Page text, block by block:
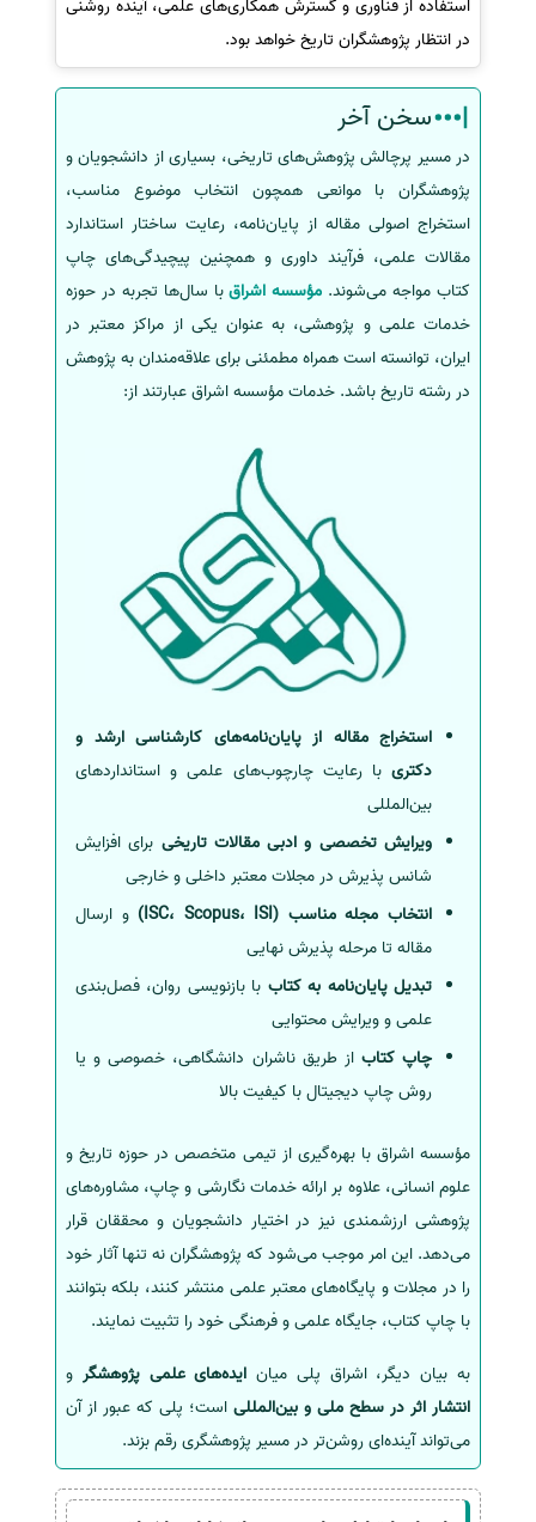
استفاده از فناوری و گسترش همکاری‌های علمی، آینده روشنی
در انتظار پژوهشگران تاریخ خواهد بود.
سخن آخر
در مسیر پرچالش پژوهش‌های تاریخی، بسیاری از دانشجویان و
پژوهشگران با موانعی همچون انتخاب موضوع مناسب،
استخراج اصولی مقاله از پایان‌نامه، رعایت ساختار استاندارد
مقالات علمی، فرآیند داوری و همچنین پیچیدگی‌های چاپ
کتاب مواجه می‌شوند. مؤسسه اشراقبا سال‌ها تجربه در حوزه
خدمات علمی و پژوهشی، به عنوان یکی از مراکز معتبر در
ایران، توانسته است همراه مطمئنی برای علاقه‌مندان به پژوهش
در رشته تاریخ باشد. خدمات مؤسسه اشراق عبارتند از:
استخراج مقاله از پایان‌نامه‌های کارشناسی ارشد و
دکتری با رعایت چارچوب‌های علمی و استانداردهای
بین‌المللی
ویرایش تخصصی و ادبی مقالات تاریخی برای افزایش
شانس پذیرش در مجلات معتبر داخلی و خارجی
انتخاب مجله مناسب (ISC، Scopus، ISI)
و ارسال
مقاله تا مرحله پذیرش نهایی
تبدیل پایان‌نامه به کتاب با بازنویسی روان، فصل‌بندی
علمی و ویرایش محتوایی
چاپ کتاب از طریق ناشران دانشگاهی، خصوصی و یا
روش چاپ دیجیتال با کیفیت بالا
مؤسسه اشراق با بهره‌گیری از تیمی متخصص در حوزه تاریخ و
علوم انسانی، علاوه بر ارائه خدمات نگارشی و چاپ، مشاوره‌های
پژوهشی ارزشمندی نیز در اختیار دانشجویان و محققان قرار
می‌دهد. این امر موجب می‌شود که پژوهشگران نه تنها آثار خود
را در مجلات و پایگاه‌های معتبر علمی منتشر کنند، بلکه بتوانند
با چاپ کتاب، جایگاه علمی و فرهنگی خود را تثبیت نمایند.
به بیان دیگر، اشراق پلی میان ایده‌های علمی پژوهشگر و
انتشار اثر در سطح ملی و بین‌المللی است؛ پلی که عبور از آن
می‌تواند آینده‌ای روشن‌تر در مسیر پژوهشگری رقم بزند.